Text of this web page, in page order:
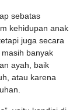
sebatas
kehidupan anak
juga secara
banyak
ayah, baik
atau karena